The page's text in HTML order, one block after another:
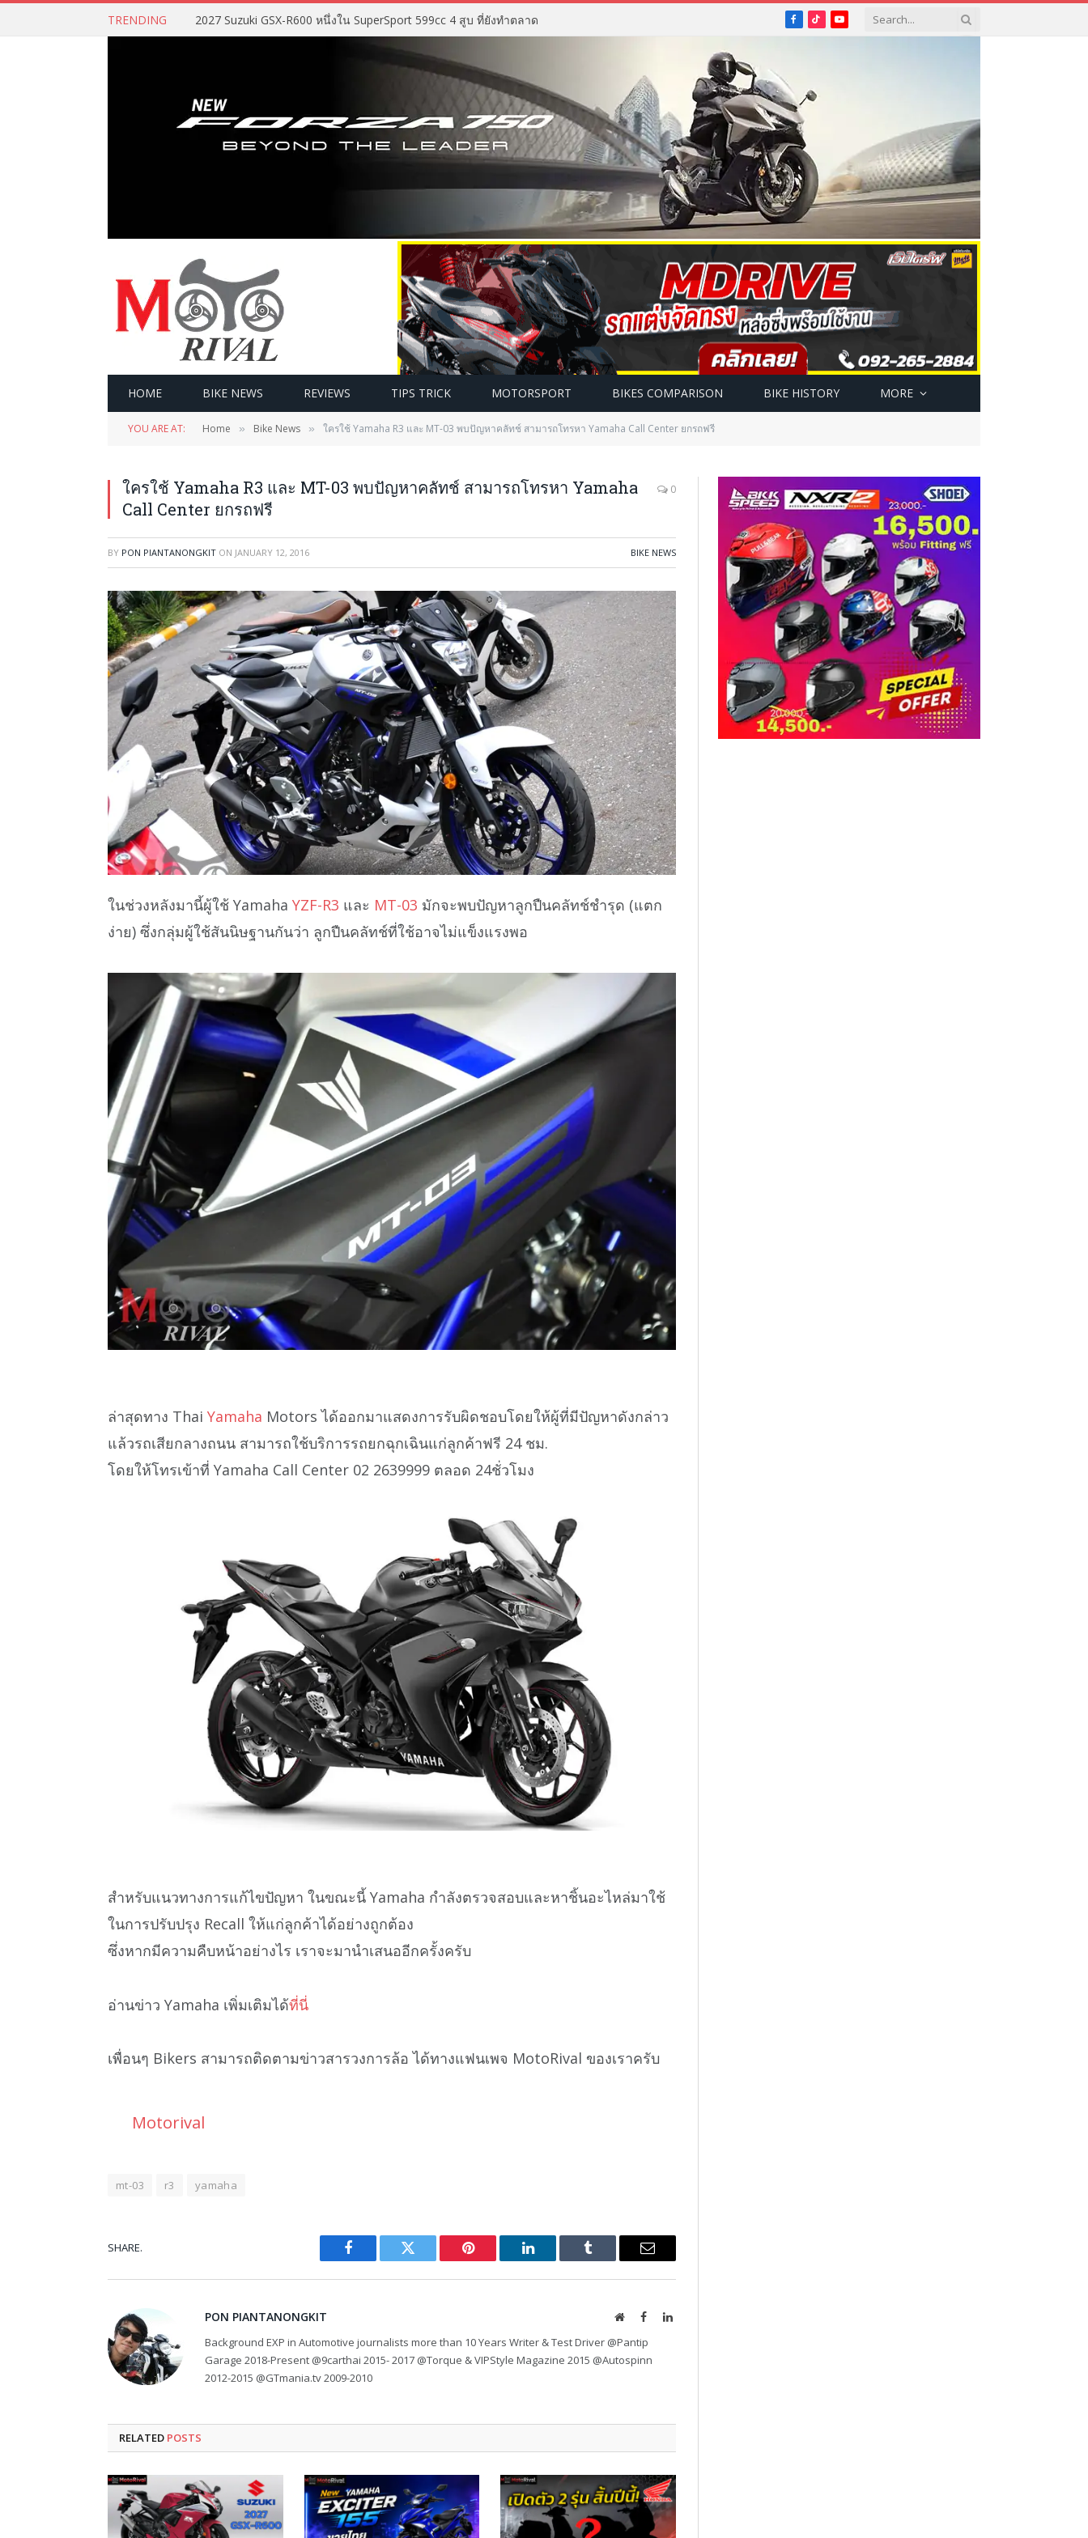
TRENDING 2027 Suzuki GSX-R600 หนึ่งใน SuperSport 599cc 4 สูบ ที่ยังทำตลาด Facebook
TikTokYouTube
HOME BIKE NEWS REVIEWS TIPS TRICK MOTORSPORT BIKES COMPARISON BIKE HISTORY MORE
YOU ARE AT: Home » Bike News » ใครใช้ Yamaha R3 และ MT-03 พบปัญหาคลัทช์ สามารถโทรหา Yamaha Call Center ยกรถฟรี
ใครใช้ Yamaha R3 และ MT-03 พบปัญหาคลัทช์ สามารถโทรหา Yamaha
Call Center ยกรถฟรี
0
BY PON PIANTANONGKIT ON JANUARY 12, 2016 BIKE NEWS
ในช่วงหลังมานี้ผู้ใช้ Yamaha YZF-R3 และ MT-03 มักจะพบปัญหาลูกปืนคลัทช์ชำรุด (แตก
ง่าย) ซึ่งกลุ่มผู้ใช้สันนิษฐานกันว่า ลูกปืนคลัทช์ที่ใช้อาจไม่แข็งแรงพอ
ล่าสุดทาง Thai Yamaha Motors ได้ออกมาแสดงการรับผิดชอบโดยให้ผู้ที่มีปัญหาดังกล่าว
แล้วรถเสียกลางถนน สามารถใช้บริการรถยกฉุกเฉินแก่ลูกค้าฟรี 24 ชม.
โดยให้โทรเข้าที่ Yamaha Call Center 02 2639999 ตลอด 24ชั่วโมง
สำหรับแนวทางการแก้ไขปัญหา ในขณะนี้ Yamaha กำลังตรวจสอบและหาชิ้นอะไหล่มาใช้
ในการปรับปรุง Recall ให้แก่ลูกค้าได้อย่างถูกต้อง
ซึ่งหากมีความคืบหน้าอย่างไร เราจะมานำเสนออีกครั้งครับ
อ่านข่าว Yamaha เพิ่มเติมได้ที่นี่
เพื่อนๆ Bikers สามารถติดตามข่าวสารวงการล้อ ได้ทางแฟนเพจ MotoRival ของเราครับ
Motorival
mt-03 r3 yamaha
SHARE.
Facebook Twitter Pinterest LinkedIn Tumblr Email
PON PIANTANONGKIT WebsiteFacebookLinkedIn
Background EXP in Automotive journalists more than 10 Years Writer & Test Driver @Pantip
Garage 2018-Present @9carthai 2015- 2017 @Torque & VIPStyle Magazine 2015 @Autospinn
2012-2015 @GTmania.tv 2009-2010
RELATED POSTS